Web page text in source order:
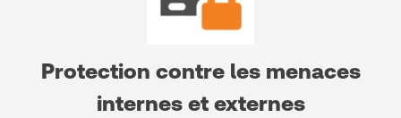
Protection contre les menaces
internes et externes